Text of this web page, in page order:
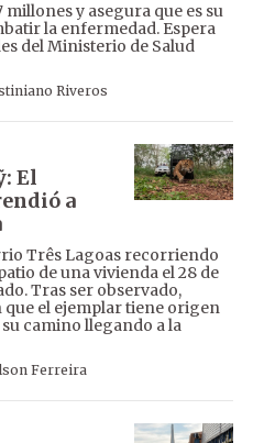
millones y asegura que es su
la enfermedad. Espera
del Ministerio de Salud
Riveros
El
a
Três Lagoas recorriendo
de una vivienda el 28 de
Tras ser observado,
el ejemplar tiene origen
camino llegando a la
Ferreira